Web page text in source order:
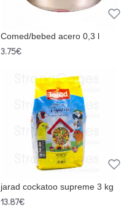
Comed/bebed acero 0,3 l
3.75€
jarad cockatoo supreme 3 kg
13.87€